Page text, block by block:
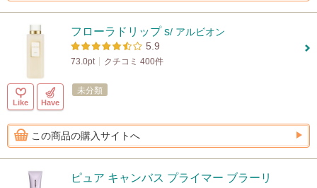
フローラドリップ s/ アルビオン
5.9
73.0pt クチコミ 400件
Like Have
未分類
この商品の購入サイトへ
ピュア キャンバス プライマー ブラーリ